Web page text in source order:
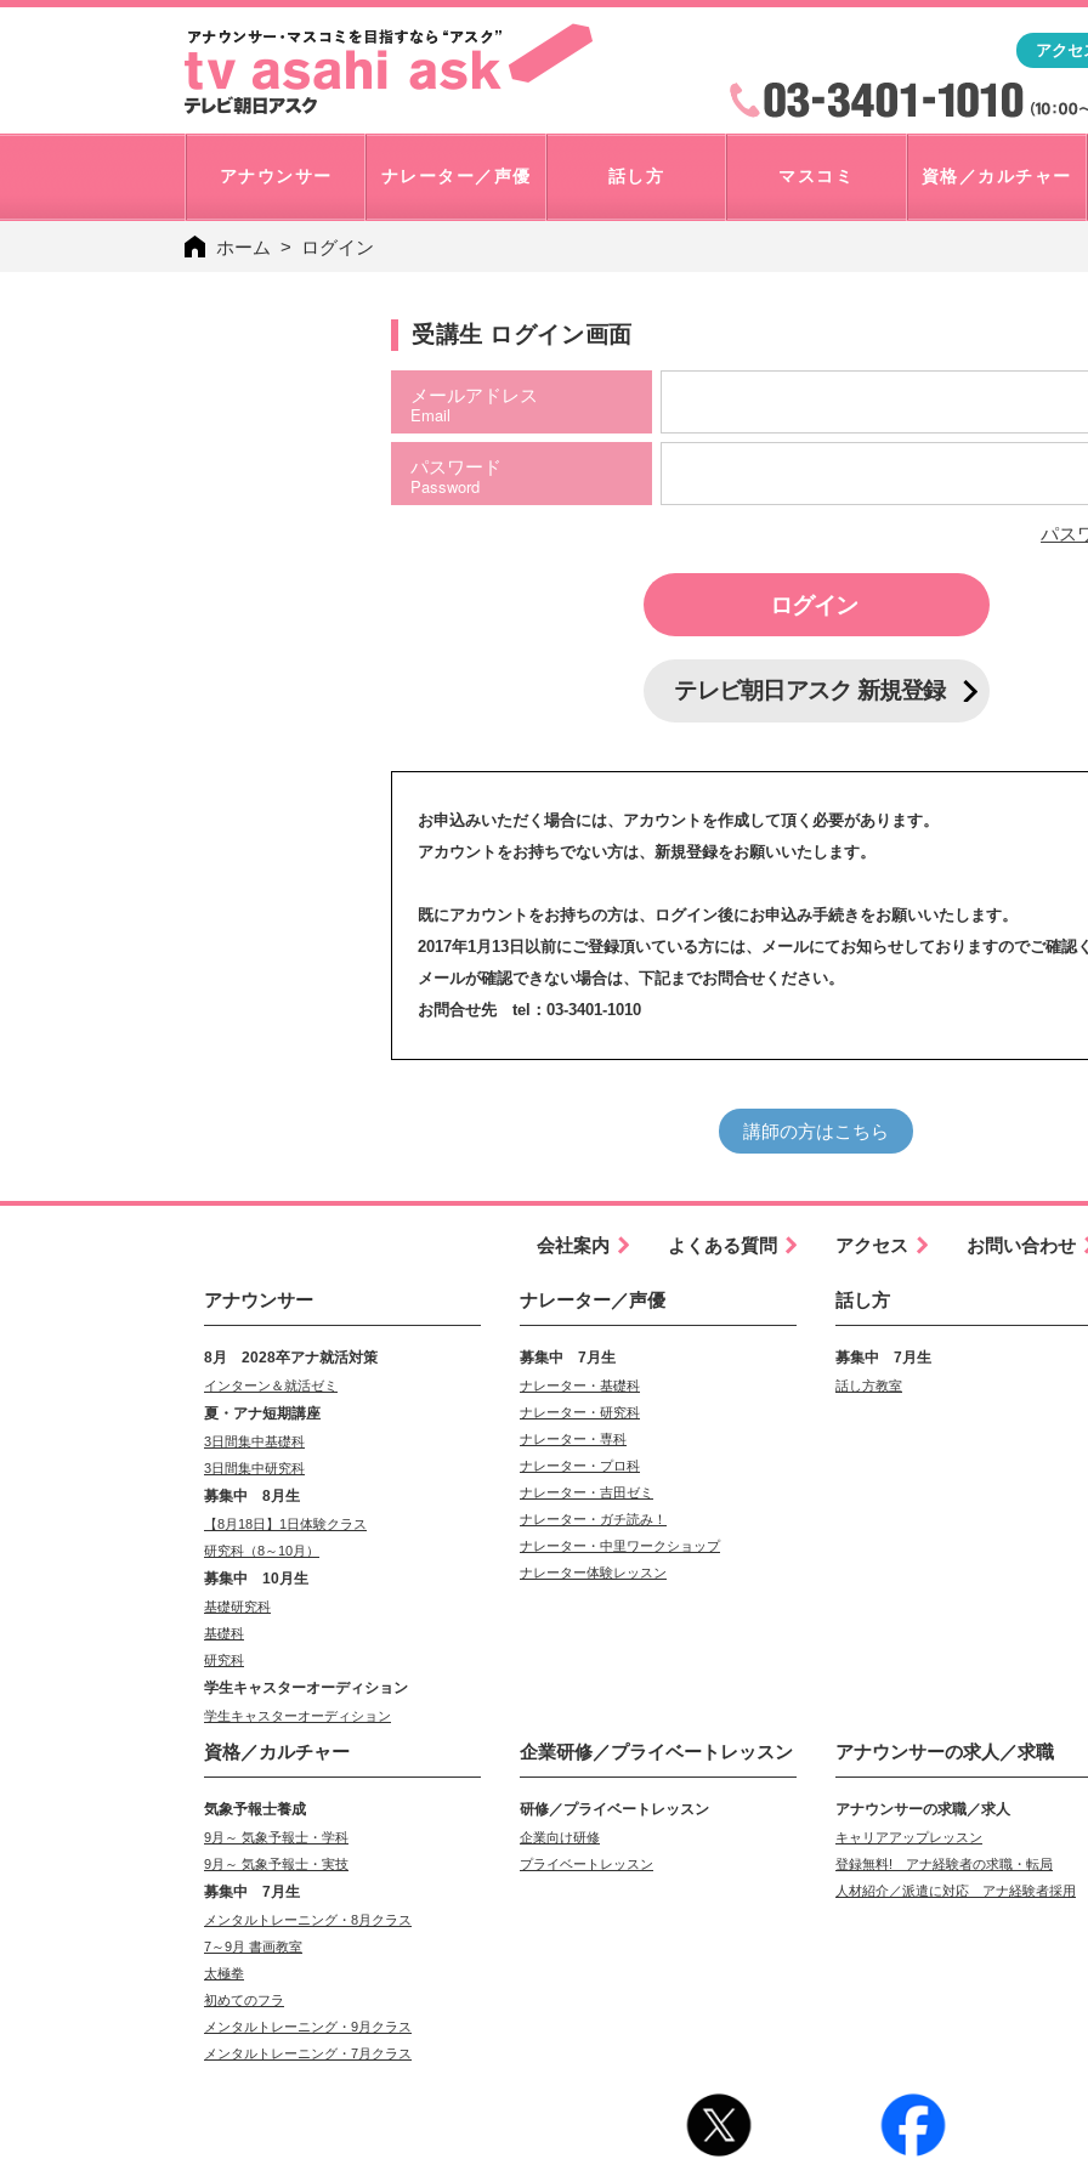
「アナウンサー・マスコミを目指すなら"アスク"」テレビ
アクセ
検索
アナウンサー ナレーター／声優 話し方 マスコミ 資格／カルチャー
ホーム ログイン
受講生 ログイン画面
メールアドレス
Email
パスワード
Password
パス
テレビ朝日アスク 新規登録
お申込みいただく場合には、アカウントを作成して頂く必要があります。
アカウントをお持ちでない方は、新規登録をお願いいたします。
既にアカウントをお持ちの方は、ログイン後にお申込み手続きをお願いいたします。
2017年1月13日以前にご登録頂いている方には、メールにてお知らせしておりますのでご確認
メールが確認できない場合は、下記までお問合せください。
お問合せ先 tel：03-3401-1010
講師の方はこちら
会社案内 よくある質問 アクセス お問い合わせ
アナウンサー
8月 2028卒アナ就活対策
インターン＆就活ゼミ
夏・アナ短期講座
3日間集中基礎科
3日間集中研究科
募集中 8月生
【8月18日】1日体験クラス
研究科（8～10月）
募集中 10月生
基礎研究科
基礎科
研究科
学生キャスターオーディション
学生キャスターオーディション
ナレーター／声優
募集中 7月生
ナレーター・基礎科
ナレーター・研究科
ナレーター・専科
ナレーター・プロ科
ナレーター・吉田ゼミ
ナレーター・ガチ読み！
ナレーター・中里ワークショップ
ナレーター体験レッスン
話し方
募集中 7月生
話し方教室
資格／カルチャー
気象予報士養成
9月～ 気象予報士・学科
9月～ 気象予報士・実技
募集中 7月生
メンタルトレーニング・8月クラス
7～9月 書画教室
太極拳
初めてのフラ
メンタルトレーニング・9月クラス
メンタルトレーニング・7月クラス
企業研修／プライベートレッスン
研修／プライベートレッスン
企業向け研修
プライベートレッスン
アナウンサーの求人／求職
アナウンサーの求職／求人
キャリアアップレッスン
登録無料! アナ経験者の求職・転局
人材紹介／派遣に対応 アナ経験者採用